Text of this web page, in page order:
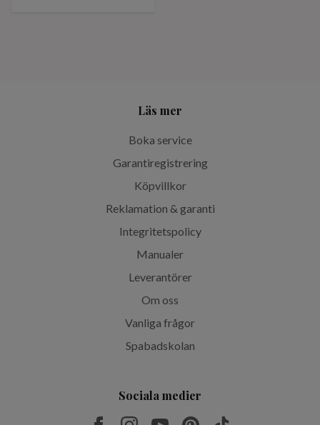
Läs mer
Boka service
Garantiregistrering
Köpvillkor
Reklamation & garanti
Integritetspolicy
Manualer
Leverantörer
Om oss
Vanliga frågor
Spabadskolan
Sociala medier